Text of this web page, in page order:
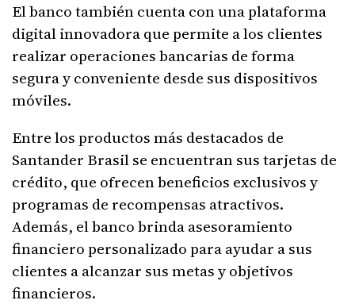
El banco también cuenta con una plataforma
digital innovadora que permite a los clientes
realizar operaciones bancarias de forma
segura y conveniente desde sus dispositivos
móviles.
Entre los productos más destacados de
Santander Brasil se encuentran sus tarjetas de
crédito, que ofrecen beneficios exclusivos y
programas de recompensas atractivos.
Además, el banco brinda asesoramiento
financiero personalizado para ayudar a sus
clientes a alcanzar sus metas y objetivos
financieros.